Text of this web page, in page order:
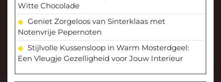
Witte Chocolade
Geniet Zorgeloos van Sinterklaas met
Notenvrije Pepernoten
Stijlvolle Kussensloop in Warm Mosterdgeel:
Een Vleugje Gezelligheid voor Jouw Interieur